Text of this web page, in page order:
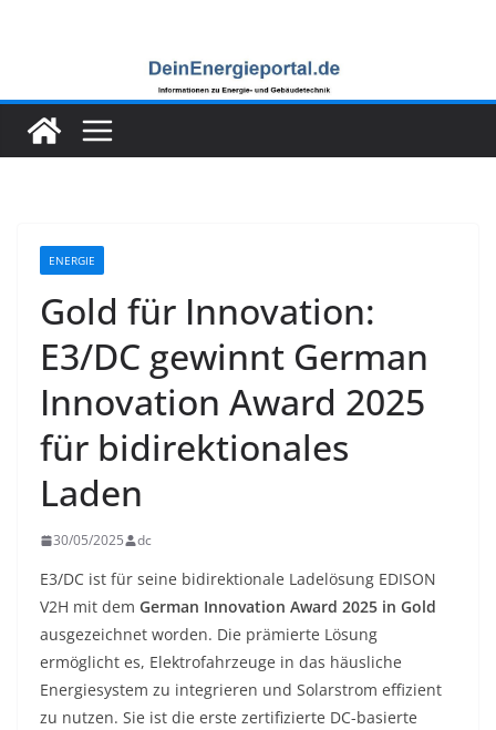
ENERGIE
Gold für Innovation:
E3/DC gewinnt German
Innovation Award 2025
für bidirektionales
Laden
30/05/2025 dc
E3/DC ist für seine bidirektionale Ladelösung EDISON
V2H mit dem German Innovation Award 2025 in Gold
ausgezeichnet worden. Die prämierte Lösung
ermöglicht es, Elektrofahrzeuge in das häusliche
Energiesystem zu integrieren und Solarstrom effizient
zu nutzen. Sie ist die erste zertifizierte DC-basierte